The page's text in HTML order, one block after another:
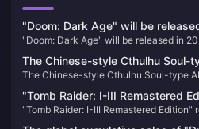
"Doom: Dark Age" will be
XGP
"Doom: Dark Age" will be released in
The Chinese-style Cthulhu Soul-
Yuanxu Yu" will be launched in
on XGP
The Chinese-style Cthulhu Soul-type
"Tomb Raider: I-III Remastered
praise on Steam
"Tomb Raider: I-III Remastered Edition"